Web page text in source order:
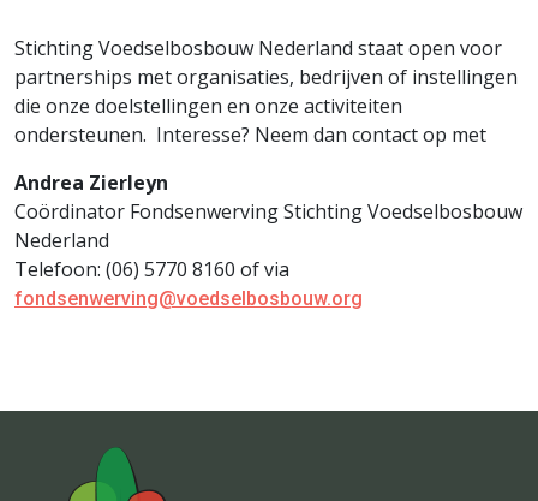
Stichting Voedselbosbouw Nederland staat open voor
partnerships met organisaties, bedrijven of instellingen
die onze doelstellingen en onze activiteiten
ondersteunen. Interesse? Neem dan contact op met
Andrea Zierleyn
Coördinator Fondsenwerving Stichting Voedselbosbouw
Nederland
Telefoon: (06) 5770 8160 of via
fondsenwerving@voedselbosbouw.org